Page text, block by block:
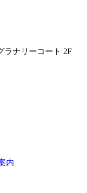
ラナリーコート 2F
内